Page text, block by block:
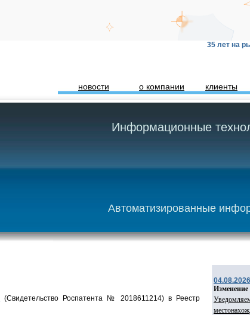
35 лет на
новости о компании клиенты
Информационные
Автоматизированные
(Свидетельство Роспатента № 2018611214) в Реестр
04.08.2026